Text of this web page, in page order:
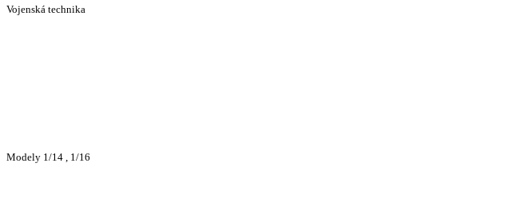
Vojenská technika
Modely 1/14 , 1/16